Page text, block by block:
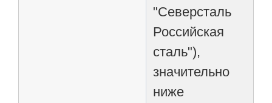
"Северсталь
Российская
сталь"),
значительно
ниже